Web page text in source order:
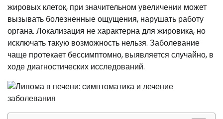
жировых клеток, при значительном увеличении может
вызывать болезненные ощущения, нарушать работу
органа. Локализация не характерна для жировика, но
исключать такую возможность нельзя. Заболевание
чаще протекает бессимптомно, выявляется случайно, в
ходе диагностических исследований.